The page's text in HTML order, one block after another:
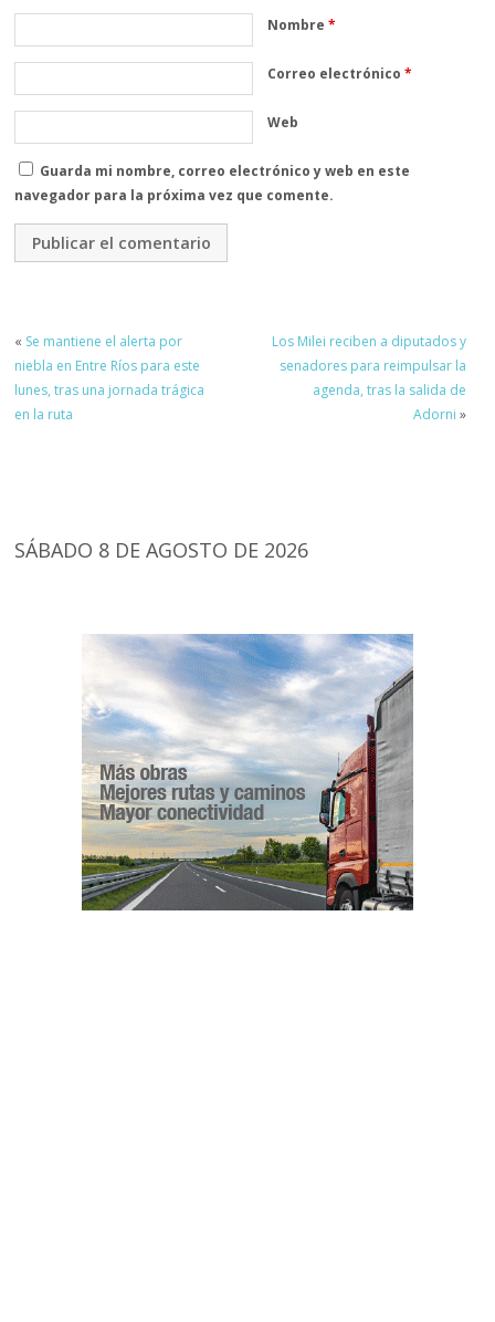
Nombre*
Correo electrónico*
Web
Guarda mi nombre, correo electrónico y web en este
navegador para la próxima vez que comente.
« Se mantiene el alerta por
niebla en Entre Ríos para este
lunes, tras una jornada trágica
en la ruta
Los Milei reciben a diputados y
senadores para reimpulsar la
agenda, tras la salida de
Adorni »
SÁBADO 8 DE AGOSTO DE 2026